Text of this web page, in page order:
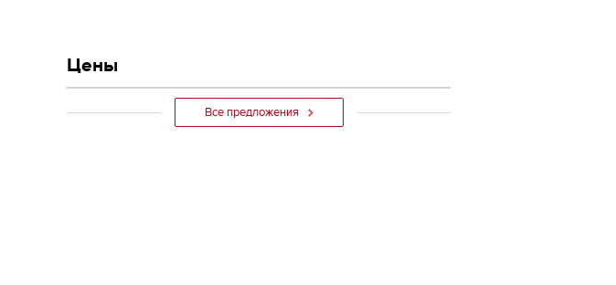
Цены
Все предложения